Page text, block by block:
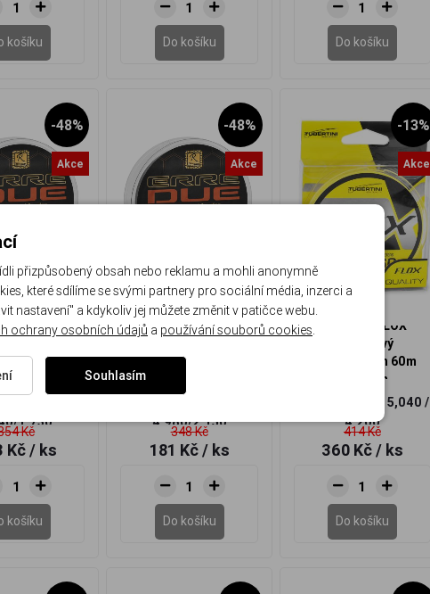
košíku Do košíku Do košíku
-48%
Akce
0,18 mm
1,730
Kč
Kč/ ks
košíku
-48%
Akce
150m 0,16 mm
4,980/2,150
348 Kč
181 Kč/ ks
Do košíku
-13%
Akce
Tubertini FLOX
návazcový
fluorocarbon 60m
0,24 mm
NOSNOST (kg)5,040 /
4,200
414 Kč
360 Kč/ ks
Do košíku
přizpůsobený obsah nebo reklamu a mohli anonymně
které sdílíme se svými partnery pro sociální média, inzerci a
nastavení" a kdykoliv jej můžete změnit v patičce webu.
ochrany osobních údajů a používání souborů cookies.
Souhlasím